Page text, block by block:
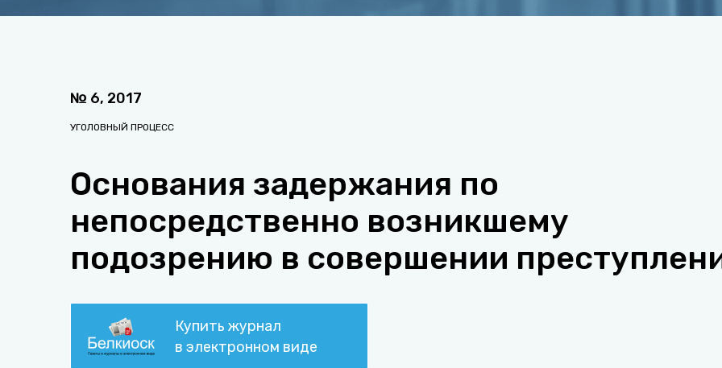
№ 6, 2017
УГОЛОВНЫЙ ПРОЦЕСС
Основания задержания по
непосредственно возникшему
подозрению в совершении
Купить журнал
в электронном виде